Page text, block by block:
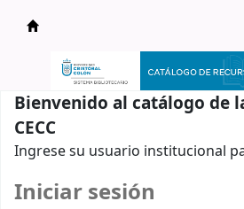
Catálogo en línea
Bienvenido al catálogo de
CECC
Ingrese su usuario institucional
Iniciar sesión